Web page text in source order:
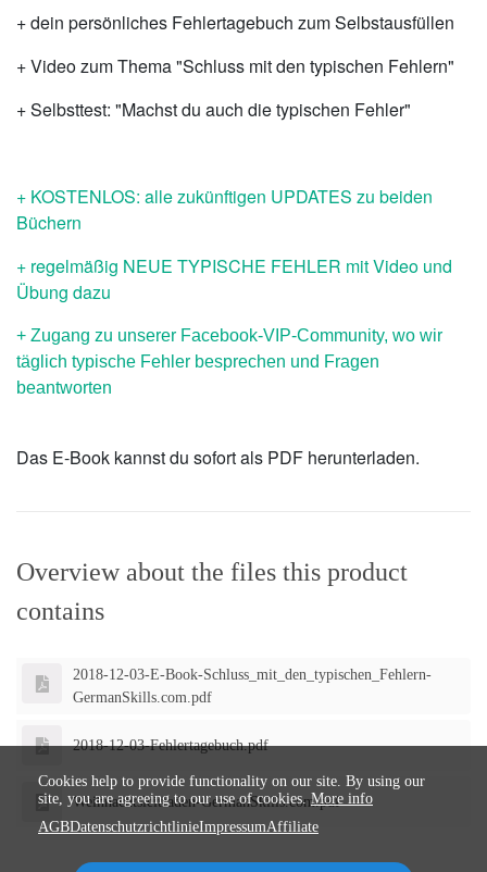
+ dein persönliches Fehlertagebuch zum Selbstausfüllen
+ Video zum Thema "Schluss mit den typischen Fehlern"
+ Selbsttest: "Machst du auch die typischen Fehler"
+ KOSTENLOS: alle zukünftigen UPDATES zu beiden
Büchern
+ regelmäßig NEUE TYPISCHE FEHLER mit Video und
Übung dazu
+ Zugang zu unserer Facebook-VIP-Community, wo wir
täglich typische Fehler besprechen und Fragen
beantworten
Das E-Book kannst du sofort als PDF herunterladen.
Overview about the files this product
contains
2018-12-03-E-Book-Schluss_mit_den_typischen_Fehlern-
GermanSkills.com.pdf
2018-12-03-Fehlertagebuch.pdf
Weihnachtsleitfaden-GermanSkills.com.pdf
Cookies help to provide functionality on our site. By using our
site, you are agreeing to our use of cookies.More info
AGBDatenschutzrichtlinieImpressumAffiliate